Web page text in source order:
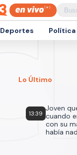
Deportes Política
Lo Último
13:39
Joven
cuando
con su
había